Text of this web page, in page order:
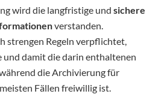
wird die langfristige und sichere
verstanden.
strengen Regeln verpflichtet,
damit die darin enthaltenen
die Archivierung für
Fällen freiwillig ist.